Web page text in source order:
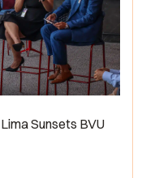
Sunsets BVU